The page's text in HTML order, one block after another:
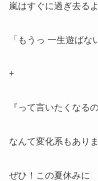
嵐はすぐに過ぎ去る
「もうっ 一生遊ばな
+
『って言いたくな
なんて変化系もあり
ぜひ！この夏休みに